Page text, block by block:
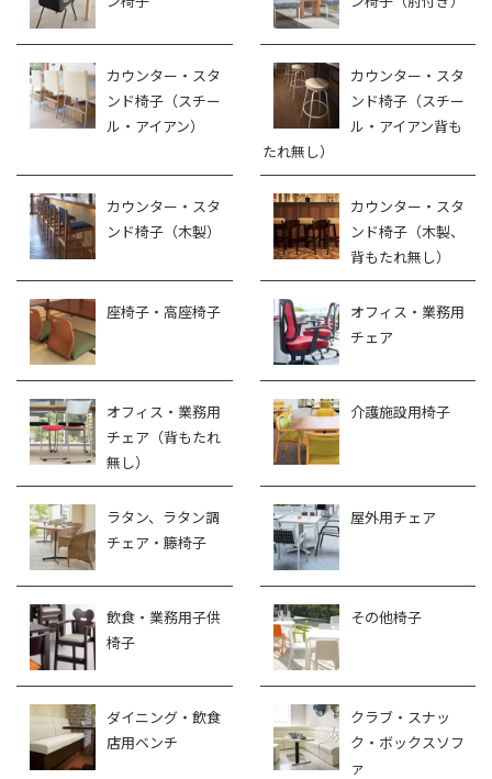
カウンター・スタ
ンド椅子（スチー
ル・アイアン）
カウンター・スタ
ンド椅子（スチー
ル・アイアン背も
たれ無し）
カウンター・スタ
ンド椅子（木製）
カウンター・スタ
ンド椅子（木製、
背もたれ無し）
座椅子・高座椅子
オフィス・業務用
チェア
オフィス・業務用
チェア（背もたれ
無し）
介護施設用椅子
ラタン、ラタン調
チェア・籐椅子
屋外用チェア
飲食・業務用子供
椅子
その他椅子
ダイニング・飲食
店用ベンチ
クラブ・スナッ
ク・ボックスソフ
ァ